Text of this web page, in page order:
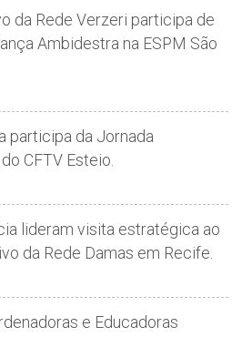
da Rede Verzeri participa de
Ambidestra na ESPM São
participa da Jornada
CFTV Esteio.
lideram visita estratégica ao
da Rede Damas em Recife.
e Educadoras